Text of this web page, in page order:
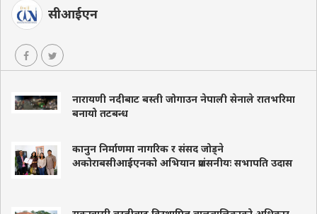
सीआईएन
नारायणी नदीबाट बस्ती जोगाउन नेपाली सेनाले रातभरिमा
बनायो तटबन्ध
कानुन निर्माणमा नागरिक र संसद जोड्ने
अकोराबसीआईएनको अभियान प्रशंसनीयः सभापति उदास